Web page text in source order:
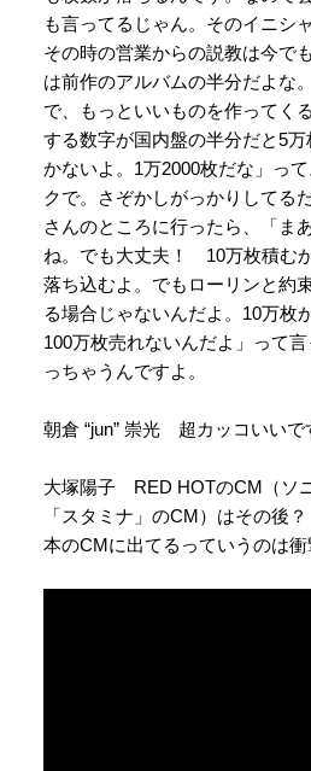
も言ってるじゃん。そのイニシ
その時の営業からの説教は今で
は前作のアルバムの半分だよな
で、もっといいものを作ってく
する数字が国内盤の半分だと5
かないよ。1万2000枚だな」っ
クで。さぞかしがっかりしてる
さんのところに行ったら、「ま
ね。でも大丈夫！ 10万枚積む
落ち込むよ。でもローリンと約
る場合じゃないんだよ。10万枚
100万枚売れないんだよ」って
っちゃうんですよ。
朝倉 “jun” 崇光 超カッコいいで
大塚陽子 RED HOTのCM（ソ
「スタミナ」のCM）はその後
本のCMに出てるっていうのは衝